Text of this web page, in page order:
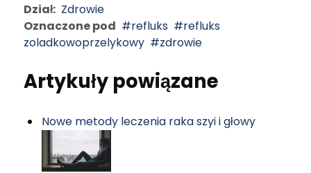
Dział: Zdrowie
Oznaczone pod
refluks
refluks
zoladkowoprzelykowy
zdrowie
Artykuły powiązane
Nowe metody leczenia raka szyi i głowy